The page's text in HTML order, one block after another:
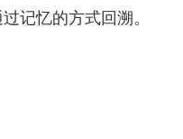
记忆的方式回溯。